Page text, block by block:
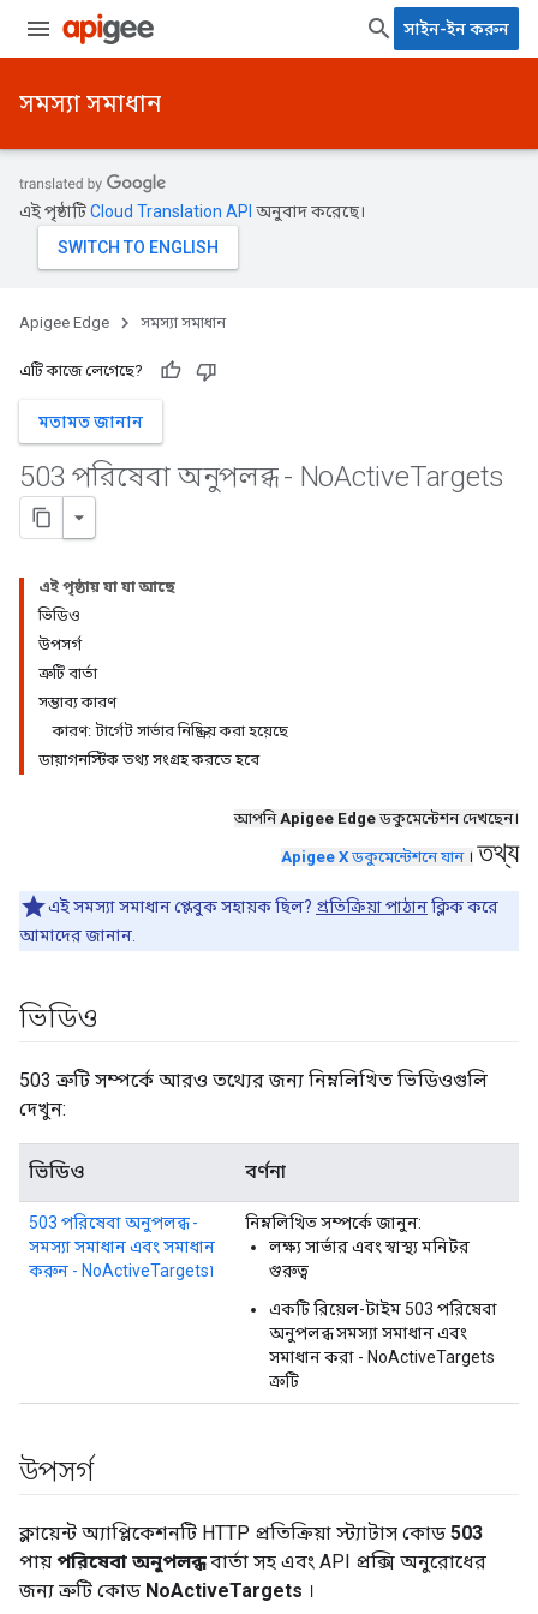
সাইন-ইন করুন
সমস্যা সমাধান
এই পৃষ্ঠাটিCloud Translation API অনুবাদ করেছে।
Apigee Edge সমস্যা সমাধান
এটি কাজে লেগেছে?
মতামত জানান
503 পরিষেবা অনুপলব্ধ - NoActiveTargets
এই পৃষ্ঠায় যা যা আছে
ভিডিও
উপসর্গ
ত্রুটি বার্তা
সম্ভাব্য কারণ
কারণ: টার্গেট সার্ভার নিষ্ক্রিয় করা হয়েছে
ডায়াগনস্টিক তথ্য সংগ্রহ করতে হবে
আপনিApigee Edge ডকুমেন্টেশন দেখছেন।
Apigee X ডকুমেন্টেশনে যান। তথ্য
এই সমস্যা সমাধান প্লেবুক সহায়ক ছিল? প্রতিক্রিয়া পাঠানক্লিক করে
আমাদের জানান.
ভিডিও
503 ত্রুটি সম্পর্কে আরও তথ্যের জন্য নিম্নলিখিত ভিডিওগুলি
দেখুন:
ভিডিও বর্ণনা
503 পরিষেবা অনুপলব্ধ -
সমস্যা সমাধান এবং সমাধান
করুন - NoActiveTargets৷
নিম্নলিখিত সম্পর্কে জানুন:
লক্ষ্য সার্ভার এবং স্বাস্থ্য মনিটর
গুরুত্ব
একটি রিয়েল-টাইম 503 পরিষেবা
অনুপলব্ধ সমস্যা সমাধান এবং
সমাধান করা - NoActiveTargets
ত্রুটি
উপসর্গ
ক্লায়েন্ট অ্যাপ্লিকেশনটি HTTP প্রতিক্রিয়া স্ট্যাটাস কোড 503
পায় পরিষেবা অনুপলব্ধবার্তা সহ এবং API প্রক্সি অনুরোধের
জন্য ত্রুটি কোড NoActiveTargets ।